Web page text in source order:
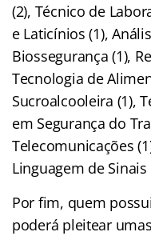
(2), Técnico de
e Laticínios (1),
Biossegurança (1),
Tecnologia de
Sucroalcooleira (1),
em Segurança do
Telecomunicações
Linguagem de Sinais
Por fim, quem
poderá pleitear